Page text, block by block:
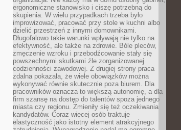
ergonomiczne stanowisko i ciszę potrzebną do
skupienia. W wielu przypadkach trzeba było
improwizować, pracować przy stole w kuchni albo
dzielić przestrzeń z innymi domownikami.
Długofalowo takie warunki wpływają nie tylko na
efektywność, ale także na zdrowie. Bóle pleców,
zmęczenie wzroku i przebodźcowanie stały się
powszechnymi skutkami źle zorganizowanej
codzienności zawodowej. Z drugiej strony praca
zdalna pokazała, że wiele obowiązków można
wykonywać równie skutecznie poza biurem. Dla
pracowników oznacza to większą autonomię, a dla
firm szansę na dostęp do talentów spoza jednego
miasta czy regionu. Zmieniły się też oczekiwania
kandydatów. Coraz więcej osób traktuje
elastyczność jako istotny element atrakcyjnego